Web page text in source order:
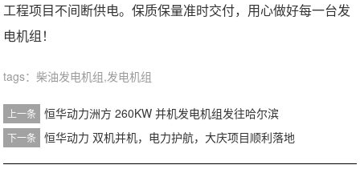
工程项目不间断供电。保质保量准时交付，用心做好每一台发
电机组！
tags：柴油发电机组,发电机组
上一条 恒华动力洲方 260KW 并机发电机组发往哈尔滨
下一条 恒华动力 双机并机，电力护航，大庆项目顺利落地